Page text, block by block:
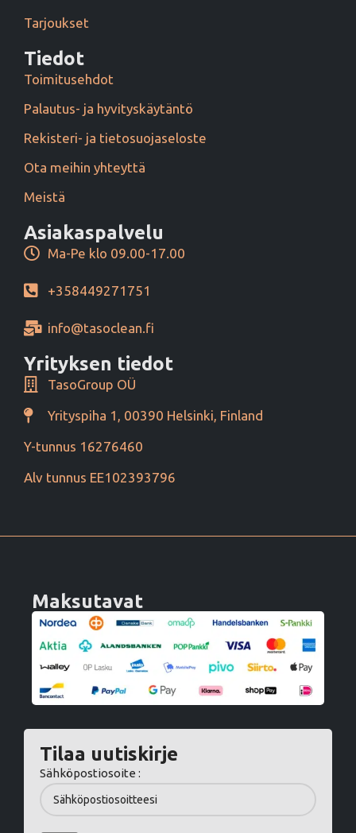
Tarjoukset
Tiedot
Toimitusehdot
Palautus- ja hyvityskäytäntö
Rekisteri- ja tietosuojaseloste
Ota meihin yhteyttä
Meistä
Asiakaspalvelu
Ma-Pe klo 09.00-17.00
+358449271751
info@tasoclean.fi
Yrityksen tiedot
TasoGroup OÜ
Yrityspiha 1, 00390 Helsinki, Finland
Y-tunnus 16276460
Alv tunnus EE102393796
Maksutavat
Tilaa uutiskirje
Sähköpostiosoite :